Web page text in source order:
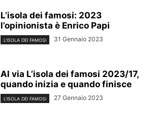
L’isola dei famosi: 2023
l’opinionista è Enrico Papi
L'ISOLA DEI FAMOSI 31 Gennaio 2023
Al via L’isola dei famosi 2023/17,
quando inizia e quando finisce
L'ISOLA DEI FAMOSI 27 Gennaio 2023